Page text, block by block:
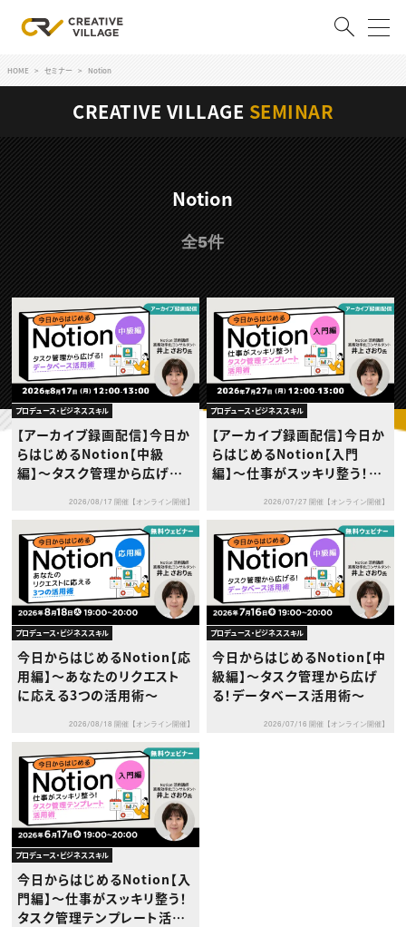
ACCOUNT
ログイン 会員登録
RECRUIT
クリエイター求人を探す
CREATIVE JOB求人検索
特集求人
採用説明会
転職支援サービス
CONTENTS
スキルアップしたい！
スキルアップしたい！ トップ
デザイン
プログラミング
動画配信・映像制作
編集・ライティング
マーケティング
ディレクション
業界解説・キャリア事情
お役立ち基礎知識
TOP Creator’s コラム
TOP Creator’s コラム トップ
Webクリエイター
アプリクリエイター
ゲームクリエイター
映像クリエイター
マーケッター
クリエイターインタビュー
C＆R Magazine
セミナー
ニュース・トレンド
ニュース・トレンド トップ
Web
映像
ゲーム・エンタメ
広告
出版
CREATIVE VILLAGEからのお知らせ
プロフェッショナル×つながる×メディア
HOME セミナー Notion
CREATIVE VILLAGE SEMINAR
Notion
全5件
プロデュース・ビジネススキル
【アーカイブ録画配信】今日か
らはじめるNotion【中級
編】〜タスク管理から広げる！
2026/08/17 開催【オンライン開催】
プロデュース・ビジネススキル
【アーカイブ録画配信】今日か
らはじめるNotion【入門
編】〜仕事がスッキリ整う！タ
2026/07/27 開催【オンライン開催】
プロデュース・ビジネススキル
今日からはじめるNotion【応
用編】〜あなたのリクエスト
に応える3つの活用術〜
2026/08/18 開催【オンライン開催】
プロデュース・ビジネススキル
今日からはじめるNotion【中
級編】〜タスク管理から広げ
る！データベース活用術〜
2026/07/16 開催【オンライン開催】
プロデュース・ビジネススキル
今日からはじめるNotion【入
門編】〜仕事がスッキリ整う！
タスク管理テンプレート活用